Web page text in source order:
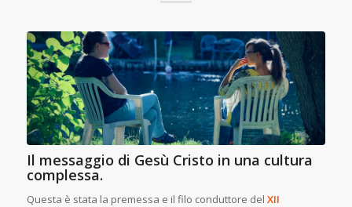
Il messaggio di Gesù Cristo in una cultura
complessa.
Questa è stata la premessa e il filo conduttore del XII